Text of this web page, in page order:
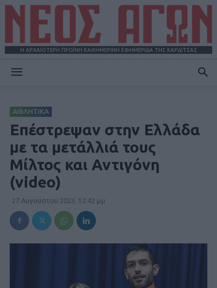
Η ΑΡΧΑΙΟΤΕΡΗ ΠΡΩΪΝΗ ΚΑΘΗΜΕΡΙΝΗ ΕΦΗΜΕΡΙΔΑ ΤΗΣ ΚΑΡΔΙΤΣΑΣ
ΑΘΛΗΤΙΚΑ
Eπέστρεψαν στην Ελλάδα
με τα μετάλλιά τους
Mίλτος και Αντιγόνη
(video)
27 Αυγούστου 2023, 12:42 μμ